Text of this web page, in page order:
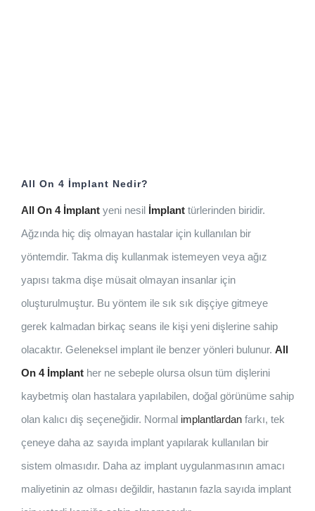
All On 4 İmplant Nedir?
All On 4 İmplant yeni nesil İmplant türlerinden biridir.
Ağzında hiç diş olmayan hastalar için kullanılan bir
yöntemdir. Takma diş kullanmak istemeyen veya ağız
yapısı takma dişe müsait olmayan insanlar için
oluşturulmuştur. Bu yöntem ile sık sık dişçiye gitmeye
gerek kalmadan birkaç seans ile kişi yeni dişlerine sahip
olacaktır. Geleneksel implant ile benzer yönleri bulunur. All
On 4 İmplant her ne sebeple olursa olsun tüm dişlerini
kaybetmiş olan hastalara yapılabilen, doğal görünüme sahip
olan kalıcı diş seçeneğidir. Normal implantlardan farkı, tek
çeneye daha az sayıda implant yapılarak kullanılan bir
sistem olmasıdır. Daha az implant uygulanmasının amacı
maliyetinin az olması değildir, hastanın fazla sayıda implant